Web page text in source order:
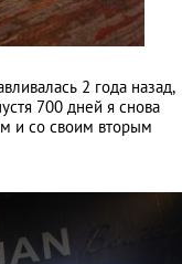
2 года назад,
700 дней я снова
и со своим вторым